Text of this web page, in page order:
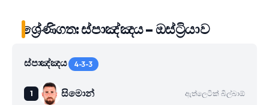
ශ්‍රේණිගත: ස්පාඤ්ඤය – ඔස්ට්‍රියාව
ස්පාඤ්ඤය 4-3-3
සිමොන් ඇත්ලෙටික් බිල්බාඕ